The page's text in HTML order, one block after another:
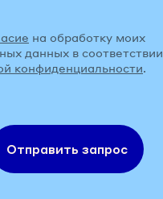
на обработку моих
данных в соответствии
конфиденциальности.
Отправить запрос